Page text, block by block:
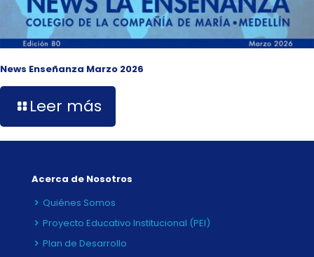
News Enseñanza Marzo 2026
Leer más
Acerca de Nosotros
Quiénes Somos
Proyecto Educativo Institucional (PEI)
Plan de Desarrollo